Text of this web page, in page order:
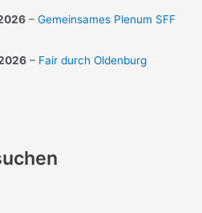
–Gemeinsames Plenum SFF
– Fair durch Oldenburg